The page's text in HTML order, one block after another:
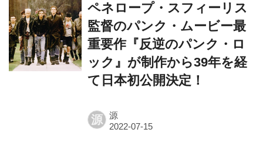
ペネロープ・スフィーリス
監督のパンク・ムービー最
重要作『反逆のパンク・ロ
ック』が制作から39年を経
て日本初公開決定！
源 源